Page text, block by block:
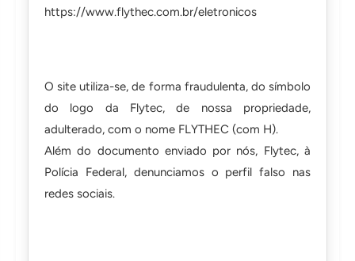
https://www.flythec.com.br/eletronicos
O site utiliza-se, de forma fraudulenta, do símbolo
do logo da Flytec, de nossa propriedade,
adulterado, com o nome FLYTHEC (com H).
Além do documento enviado por nós, Flytec, à
Polícia Federal, denunciamos o perfil falso nas
redes sociais.